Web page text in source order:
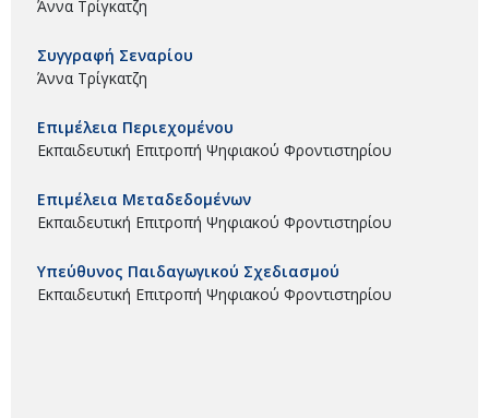
Άννα Τρίγκατζη
Συγγραφή Σεναρίου
Άννα Τρίγκατζη
Επιμέλεια Περιεχομένου
Εκπαιδευτική Επιτροπή Ψηφιακού Φροντιστηρίου
Επιμέλεια Μεταδεδομένων
Εκπαιδευτική Επιτροπή Ψηφιακού Φροντιστηρίου
Υπεύθυνος Παιδαγωγικού Σχεδιασμού
Εκπαιδευτική Επιτροπή Ψηφιακού Φροντιστηρίου